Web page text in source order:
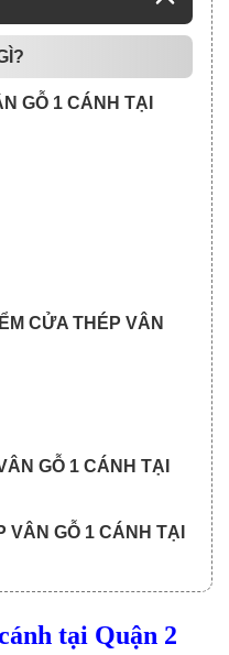
GỖ 1 CÁNH TẠI
CỬA THÉP VÂN
GỖ 1 CÁNH TẠI
VÂN GỖ 1 CÁNH TẠI
HOABINHDOOR?
THANH TOÁN:
tại Quận 2